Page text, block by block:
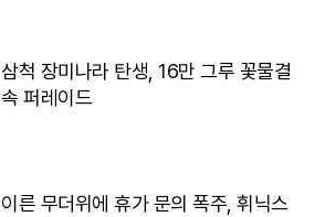
삼척 장미나라 탄생, 16만 그루 꽃물결
속 퍼레이드
이른 무더위에 휴가 문의 폭주, 휘닉스